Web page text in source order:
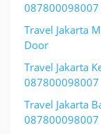
Travel Jakarta
Door
Travel Jakarta
087800098007
Travel Jakarta
087800098007